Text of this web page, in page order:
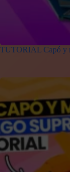
TUTORIAL Capó y